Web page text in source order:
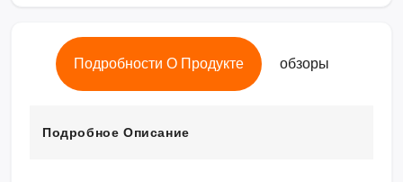
Подробности О Продукте обзоры
Подробное Описание